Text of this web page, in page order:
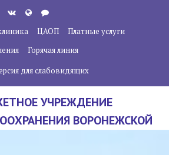
ЦАОП
Платные услуги
Горячая линия
для слабовидящих
УЧРЕЖДЕНИЕ
ВОРОНЕЖСКОЙ